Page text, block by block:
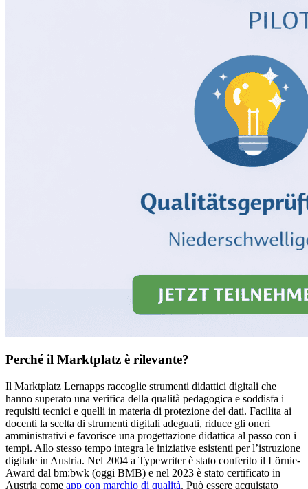
Perché il Marktplatz è rilevante?
Il Marktplatz Lernapps raccoglie strumenti didattici digitali che
hanno superato una verifica della qualità pedagogica e soddisfa i
requisiti tecnici e quelli in materia di protezione dei dati. Facilita ai
docenti la scelta di strumenti digitali adeguati, riduce gli oneri
amministrativi e favorisce una progettazione didattica al passo con i
tempi. Allo stesso tempo integra le iniziative esistenti per l’istruzione
digitale in Austria. Nel 2004 a Typewriter è stato conferito il Lörnie-
Award dal bm:bwk (oggi BMB) e nel 2023 è stato certificato in
Austria come app con marchio di qualità. Può essere acquistato